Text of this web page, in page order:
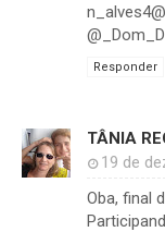
Responder
TÂNIA
19 de
Oba, final